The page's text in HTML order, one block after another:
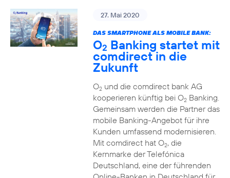
27. Mai 2020
DAS SMARTPHONE ALS MOBILE BANK:
O2 Banking startet mit
comdirect in die
Zukunft
O2und die comdirect bank AG
kooperieren künftig bei O2Banking.
Gemeinsam werden die Partner das
mobile Banking-Angebot für ihre
Kunden umfassend modernisieren.
Mit comdirect hat O2, die
Kernmarke der Telefónica
Deutschland, eine der führenden